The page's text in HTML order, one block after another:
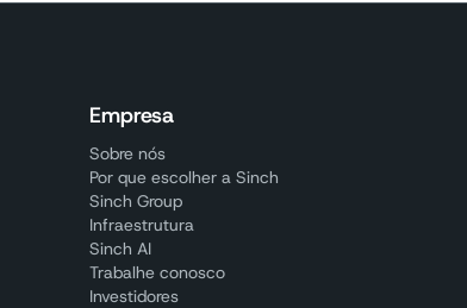
Empresa
Sobre nós
Por que escolher a Sinch
Sinch Group
Infraestrutura
Sinch AI
Trabalhe conosco
Investidores